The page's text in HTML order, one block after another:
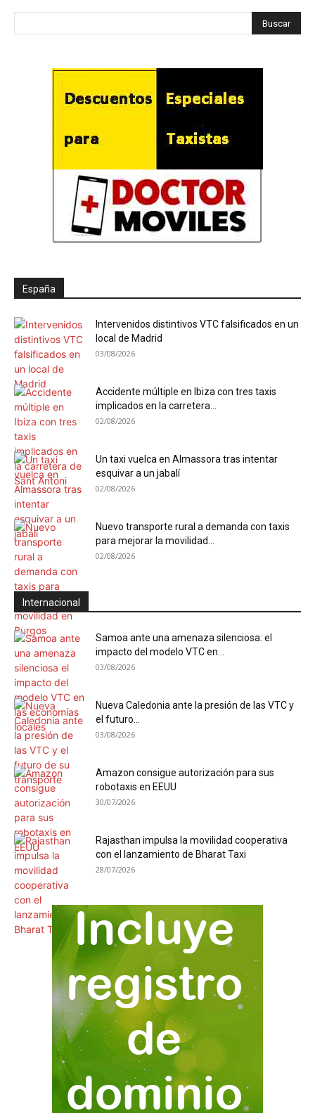
España
Intervenidos distintivos VTC falsificados en un
local de Madrid
03/08/2026
Accidente múltiple en Ibiza con tres taxis
implicados en la carretera...
02/08/2026
Un taxi vuelca en Almassora tras intentar
esquivar a un jabalí
02/08/2026
Nuevo transporte rural a demanda con taxis
para mejorar la movilidad...
02/08/2026
Internacional
Samoa ante una amenaza silenciosa: el
impacto del modelo VTC en...
03/08/2026
Nueva Caledonia ante la presión de las VTC y
el futuro...
03/08/2026
Amazon consigue autorización para sus
robotaxis en EEUU
30/07/2026
Rajasthan impulsa la movilidad cooperativa
con el lanzamiento de Bharat Taxi
28/07/2026